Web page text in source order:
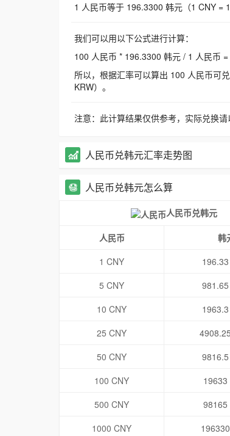
1 人民币等于 196.3300 韩元（1 CNY =
我们可以用以下公式进行计算：
100 人民币 * 196.3300 韩元 / 1 人民币
所以，根据汇率可以算出 100 人民币可
KRW）。
注意：此计算结果仅供参考，实际兑换请
人民币兑韩元汇率走势图
人民币兑韩元怎么算
人民币兑韩元
人民币 韩
1 CNY
5 CNY
10 CNY
25 CNY
50 CNY
100 CNY
19633
500 CNY
98165
1000 CNY